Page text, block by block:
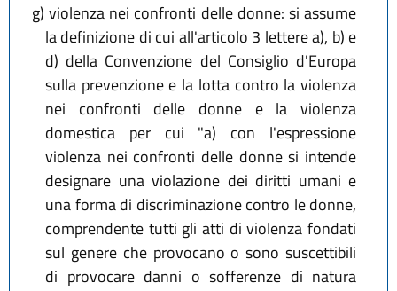
g) violenza nei confronti delle donne: si assume
la definizione di cui all'articolo 3 lettere a), b) e
d) della Convenzione del Consiglio d'Europa
sulla prevenzione e la lotta contro la violenza
nei confronti delle donne e la violenza
domestica per cui "a) con l'espressione
violenza nei confronti delle donne si intende
designare una violazione dei diritti umani e
una forma di discriminazione contro le donne,
comprendente tutti gli atti di violenza fondati
sul genere che provocano o sono suscettibili
di provocare danni o sofferenze di natura